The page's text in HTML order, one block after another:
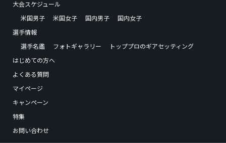
大会スケジュール
米国男子
米国女子 国内男子
国内女子
選手情報
選手名鑑
フォトギャラリー
トッププロのギアセッティング
はじめての方へ
よくある質問
マイページ
キャンペーン
特集
お問い合わせ